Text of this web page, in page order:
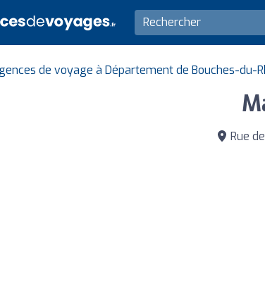
de voyage à Département de Bouches-du-
Rue